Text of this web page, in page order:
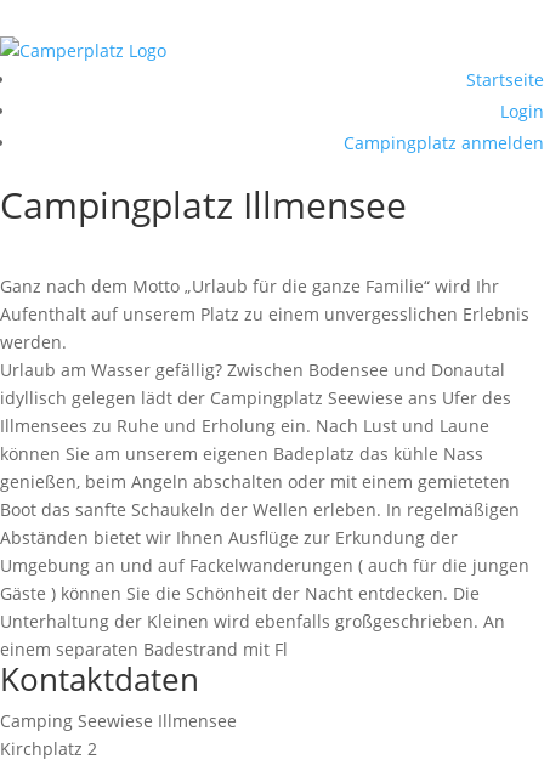
Startseite
Login
Campingplatz anmelden
Campingplatz Illmensee
Ganz nach dem Motto „Urlaub für die ganze Familie“ wird Ihr
Aufenthalt auf unserem Platz zu einem unvergesslichen Erlebnis
werden.
Urlaub am Wasser gefällig? Zwischen Bodensee und Donautal
idyllisch gelegen lädt der Campingplatz Seewiese ans Ufer des
Illmensees zu Ruhe und Erholung ein. Nach Lust und Laune
können Sie am unserem eigenen Badeplatz das kühle Nass
genießen, beim Angeln abschalten oder mit einem gemieteten
Boot das sanfte Schaukeln der Wellen erleben. In regelmäßigen
Abständen bietet wir Ihnen Ausflüge zur Erkundung der
Umgebung an und auf Fackelwanderungen ( auch für die jungen
Gäste ) können Sie die Schönheit der Nacht entdecken. Die
Unterhaltung der Kleinen wird ebenfalls großgeschrieben. An
einem separaten Badestrand mit Fl
Kontaktdaten
Camping Seewiese Illmensee
Kirchplatz 2